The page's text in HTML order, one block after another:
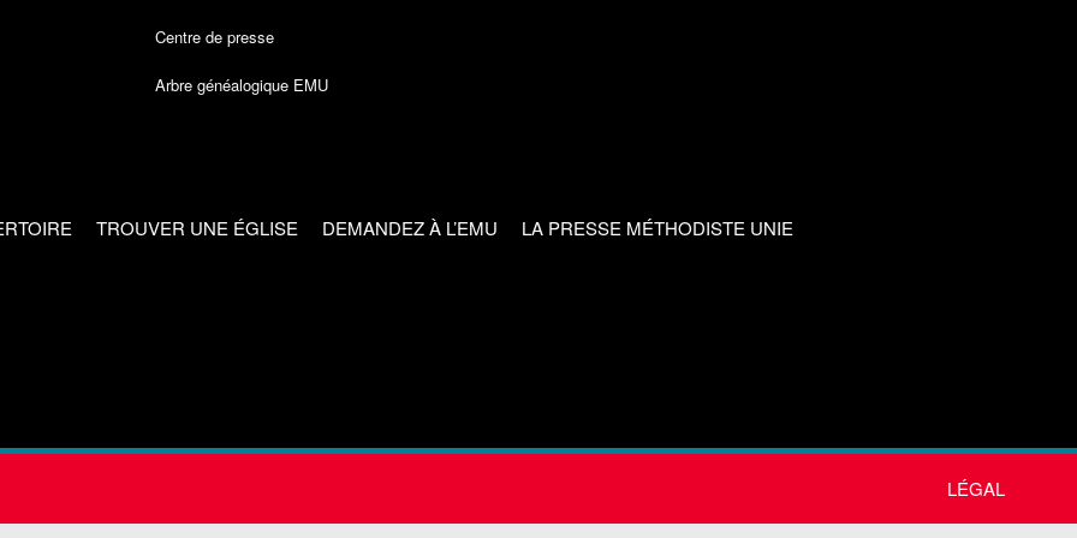
Centre de presse
Arbre généalogique EMU
TROUVER UNE ÉGLISE DEMANDEZ À L’EMU LA PRESSE MÉTHODISTE UNIE
LÉGAL